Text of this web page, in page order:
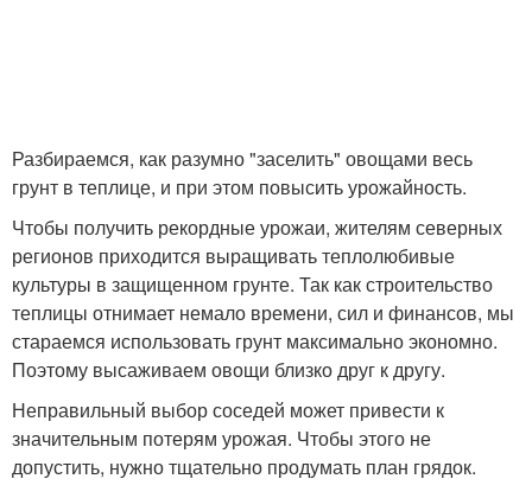
Разбираемся, как разумно "заселить" овощами весь
грунт в теплице, и при этом повысить урожайность.
Чтобы получить рекордные урожаи, жителям северных
регионов приходится выращивать теплолюбивые
культуры в защищенном грунте. Так как строительство
теплицы отнимает немало времени, сил и финансов, мы
стараемся использовать грунт максимально экономно.
Поэтому высаживаем овощи близко друг к другу.
Неправильный выбор соседей может привести к
значительным потерям урожая. Чтобы этого не
допустить, нужно тщательно продумать план грядок.